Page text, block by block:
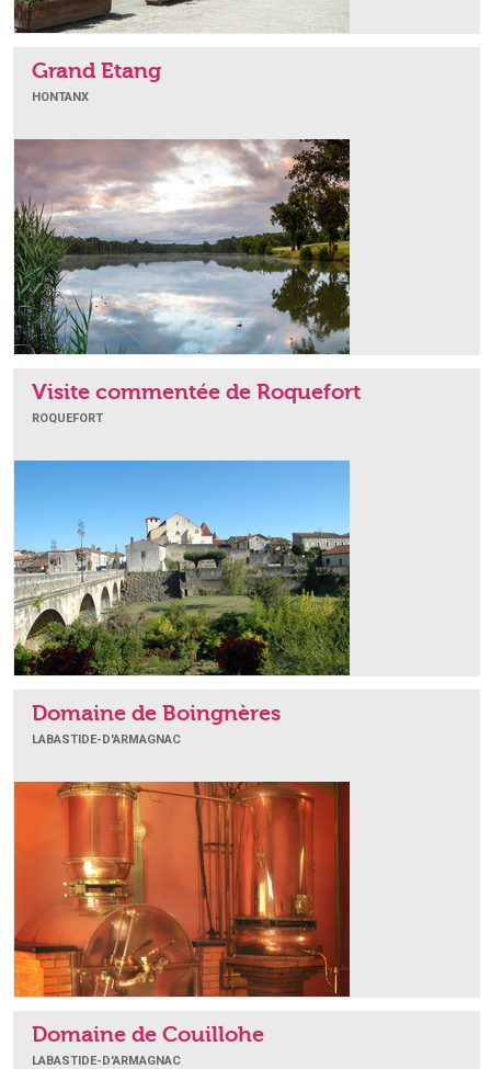
Grand Etang
HONTANX
Visite commentée de Roquefort
ROQUEFORT
Domaine de Boingnères
LABASTIDE-D'ARMAGNAC
Domaine de Couillohe
LABASTIDE-D'ARMAGNAC